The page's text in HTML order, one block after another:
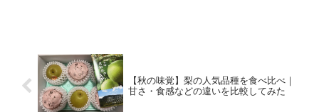
【秋の味覚】梨の人気品種を食べ比べ｜
甘さ・食感などの違いを比較してみた